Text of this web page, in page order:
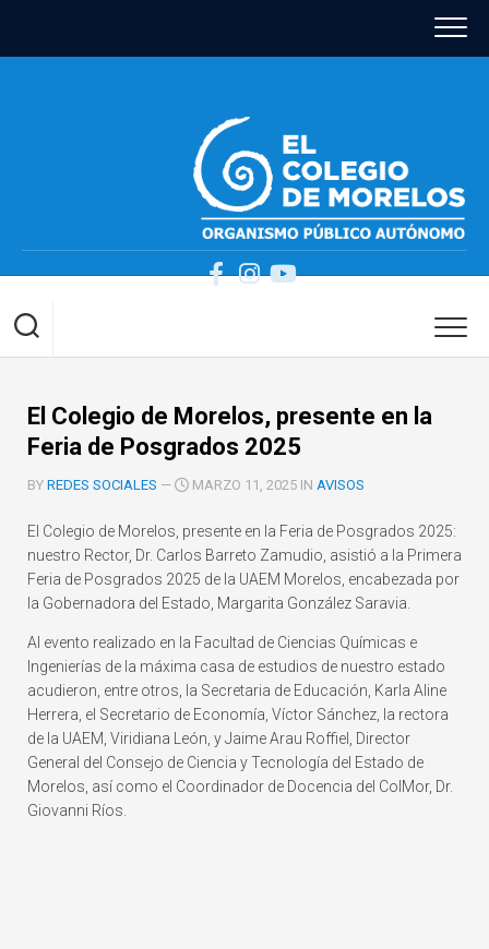
content
El Colegio de Morelos, presente en la
Feria de Posgrados 2025
BY REDES SOCIALES — MARZO 11, 2025 IN AVISOS
El Colegio de Morelos, presente en la Feria de Posgrados 2025:
nuestro Rector, Dr. Carlos Barreto Zamudio, asistió a la Primera
Feria de Posgrados 2025 de la UAEM Morelos, encabezada por
la Gobernadora del Estado, Margarita González Saravia.
Al evento realizado en la Facultad de Ciencias Químicas e
Ingenierías de la máxima casa de estudios de nuestro estado
acudieron, entre otros, la Secretaria de Educación, Karla Aline
Herrera, el Secretario de Economía, Víctor Sánchez, la rectora
de la UAEM, Viridiana León, y Jaime Arau Roffiel, Director
General del Consejo de Ciencia y Tecnología del Estado de
Morelos, así como el Coordinador de Docencia del ColMor, Dr.
Giovanni Ríos.